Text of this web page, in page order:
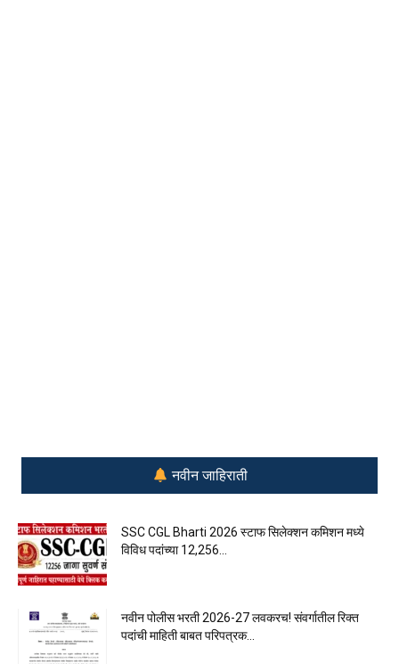
नवीन जाहिराती
SSC CGL Bharti 2026 स्टाफ सिलेक्शन कमिशन मध्ये
विविध पदांच्या 12,256...
नवीन पोलीस भरती 2026-27 लवकरच! संवर्गातील रिक्त
पदांची माहिती बाबत परिपत्रक...